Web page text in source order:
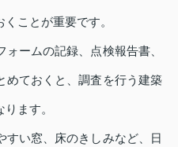
ことが重要です。
ームの記録、点検報告書、
めておくと、調査を行う建築
ます。
すい窓、床のきしみなど、日